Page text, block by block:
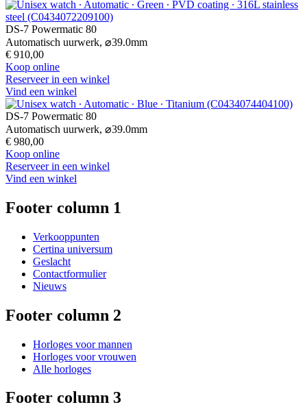
DS-7 Powermatic 80
Automatisch uurwerk, ⌀39.0mm
€ 910,00
Koop online
Reserveer in een winkel
Vind een winkel
DS-7 Powermatic 80
Automatisch uurwerk, ⌀39.0mm
€ 980,00
Koop online
Reserveer in een winkel
Vind een winkel
Footer column 1
Verkooppunten
Certina universum
Geslacht
Contactformulier
Nieuws
Footer column 2
Horloges voor mannen
Horloges voor vrouwen
Alle horloges
Footer column 3